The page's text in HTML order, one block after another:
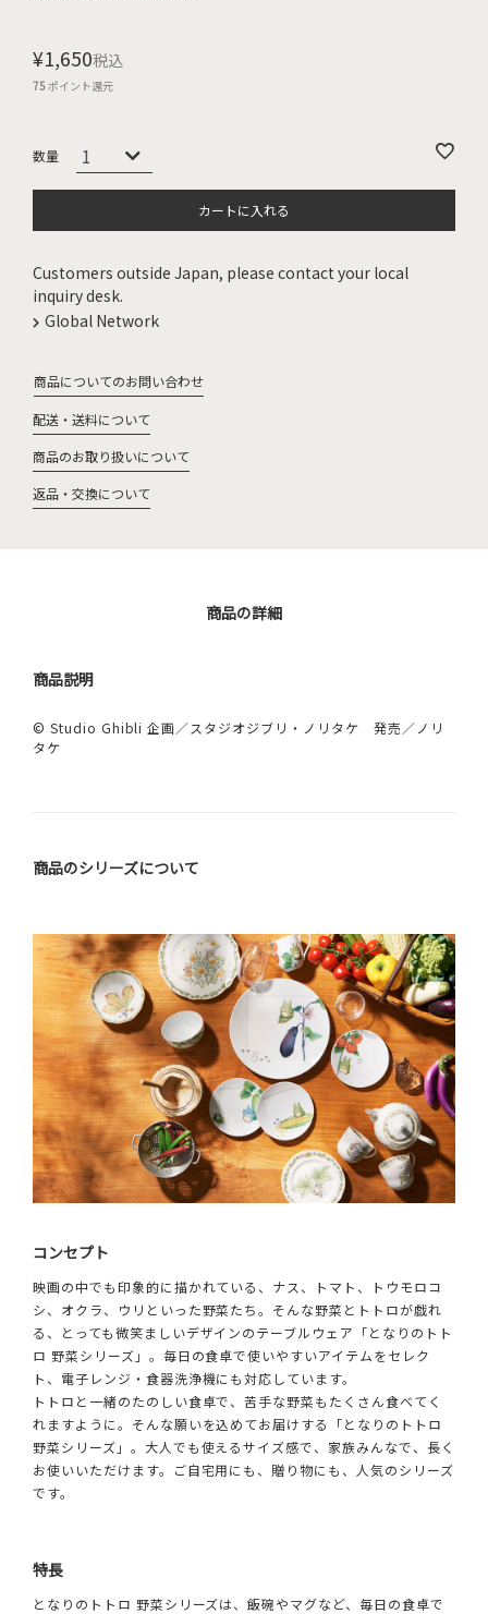
¥1,650税込
75ポイント還元
カートに入れる
Customers outside Japan, please contact your local
inquiry desk.
Global Network
商品についてのお問い合わせ
配送・送料について
商品のお取り扱いについて
返品・交換について
商品の詳細
商品説明
© Studio Ghibli 企画／スタジオジブリ・ノリタケ 発売／ノリ
タケ
商品のシリーズについて
コンセプト
映画の中でも印象的に描かれている、ナス、トマト、トウモロコ
シ、オクラ、ウリといった野菜たち。そんな野菜とトトロが戯れ
る、とっても微笑ましいデザインのテーブルウェア「となりのトト
ロ 野菜シリーズ」。毎日の食卓で使いやすいアイテムをセレク
ト、電子レンジ・食器洗浄機にも対応しています。
トトロと一緒のたのしい食卓で、苦手な野菜もたくさん食べてく
れますように。そんな願いを込めてお届けする「となりのトトロ
野菜シリーズ」。大人でも使えるサイズ感で、家族みんなで、長く
お使いいただけます。ご自宅用にも、贈り物にも、人気のシリーズ
です。
特長
となりのトトロ 野菜シリーズは、飯碗やマグなど、毎日の食卓で